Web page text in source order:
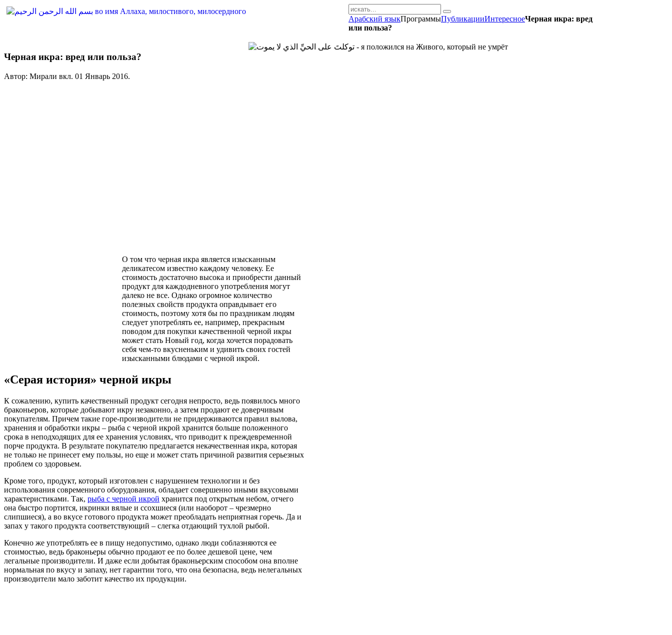
Арабский языкПрограммыПубликацииИнтересноеЧерная икра: вред
или польза?
Черная икра: вред или польза?
Автор: Мирали вкл. 01 Январь 2016.
О том что черная икра является изысканным
деликатесом известно каждому человеку. Ее
стоимость достаточно высока и приобрести данный
продукт для каждодневного употребления могут
далеко не все. Однако огромное количество
полезных свойств продукта оправдывает его
стоимость, поэтому хотя бы по праздникам людям
следует употреблять ее, например, прекрасным
поводом для покупки качественной черной икры
может стать Новый год, когда хочется порадовать
себя чем-то вкусненьким и удивить своих гостей
изысканными блюдами с черной икрой.
«Серая история» черной икры
К сожалению, купить качественный продукт сегодня непросто, ведь появилось много
браконьеров, которые добывают икру незаконно, а затем продают ее доверчивым
покупателям. Причем такие горе-производители не придерживаются правил вылова,
хранения и обработки икры – рыба с черной икрой хранится больше положенного
срока в неподходящих для ее хранения условиях, что приводит к преждевременной
порче продукта. В результате покупателю предлагается некачественная икра, которая
не только не принесет ему пользы, но еще и может стать причиной развития серьезных
проблем со здоровьем.
Кроме того, продукт, который изготовлен с нарушением технологии и без
использования современного оборудования, обладает совершенно иными вкусовыми
характеристиками. Так, рыба с черной икрой хранится под открытым небом, отчего
она быстро портится, икринки вялые и ссохшиеся (или наоборот – чрезмерно
слипшиеся), а во вкусе готового продукта может преобладать неприятная горечь. Да и
запах у такого продукта соответствующий – слегка отдающий тухлой рыбой.
Конечно же употреблять ее в пищу недопустимо, однако люди соблазняются ее
стоимостью, ведь браконьеры обычно продают ее по более дешевой цене, чем
легальные производители. И даже если добытая браконьерским способом она вполне
нормальная по вкусу и запаху, нет гарантии того, что она безопасна, ведь нелегальных
производители мало заботит качество их продукции.